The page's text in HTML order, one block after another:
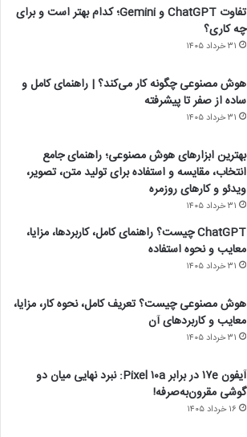
تفاوت ChatGPT و Gemini؛ کدام بهتر است و برای
چه کاری؟
۳۱ خرداد ۱۴۰۵
هوش مصنوعی چگونه کار می‌کند؟ | راهنمای کامل و
ساده از صفر تا پیشرفته
۳۱ خرداد ۱۴۰۵
بهترین ابزارهای هوش مصنوعی؛ راهنمای جامع
انتخاب، مقایسه و استفاده برای تولید متن، تصویر،
ویدئو و کارهای روزمره
۳۱ خرداد ۱۴۰۵
ChatGPT چیست؟ راهنمای کامل، کاربردها، مزایا،
معایب و نحوه استفاده
۳۱ خرداد ۱۴۰۵
هوش مصنوعی چیست؟ تعریف کامل، نحوه کار، مزایا،
معایب و کاربردهای آن
۳۱ خرداد ۱۴۰۵
آیفون ۱۷e در برابر Pixel ۱۰a: نبرد نهایی میان دو
گوشی مقرون‌به‌صرفه!
۱۶ خرداد ۱۴۰۵